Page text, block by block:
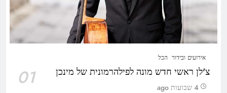
אירועים ובידור הכל
צ'לן ראשי חדש מונה לפילהרמונית של מינכן 01 4 שבועות ago